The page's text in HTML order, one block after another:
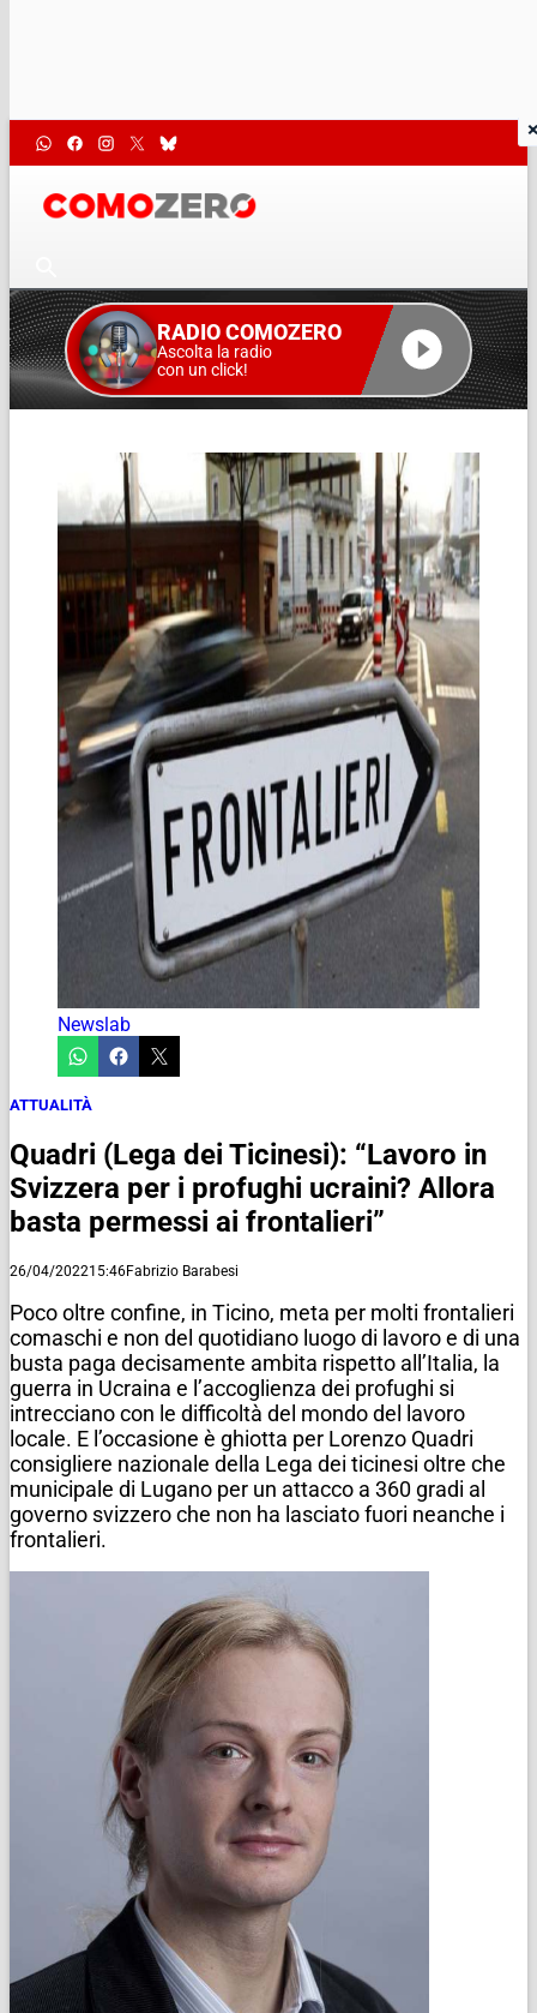
RADIO COMOZERO
Ascolta la radio
con un click!
Newslab
ATTUALITÀ
Quadri (Lega dei Ticinesi): “Lavoro in
Svizzera per i profughi ucraini? Allora
basta permessi ai frontalieri”
26/04/202215:46Fabrizio Barabesi
Poco oltre confine, in Ticino, meta per molti frontalieri
comaschi e non del quotidiano luogo di lavoro e di una
busta paga decisamente ambita rispetto all’Italia, la
guerra in Ucraina e l’accoglienza dei profughi si
intrecciano con le difficoltà del mondo del lavoro
locale. E l’occasione è ghiotta per Lorenzo Quadri
consigliere nazionale della Lega dei ticinesi oltre che
municipale di Lugano per un attacco a 360 gradi al
governo svizzero che non ha lasciato fuori neanche i
frontalieri.